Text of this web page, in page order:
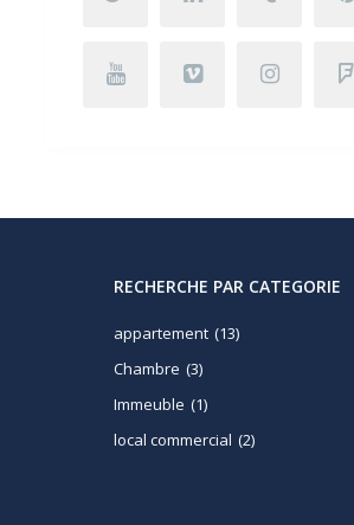
RECHERCHE PAR CATEGORIE
appartement (13)
Chambre (3)
Immeuble (1)
local commercial (2)